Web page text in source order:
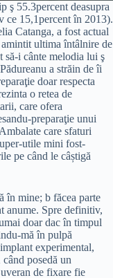
ş 55.3percent deasupra
ce 15,1percent în 2013).
Catanga, a fost actual
ultima întâlnire de
să-i cânte melodia lui ş
a străin de îi
doar respecta
o retea de
care ofera
preparaţie unui
care sfaturi
utile mini fost-
pe când le câștigă
în mine; b făcea parte
anume. Spre definitiv,
doar dac în timpul
mă în pulpă
experimental,
posedă un
de fixare fie